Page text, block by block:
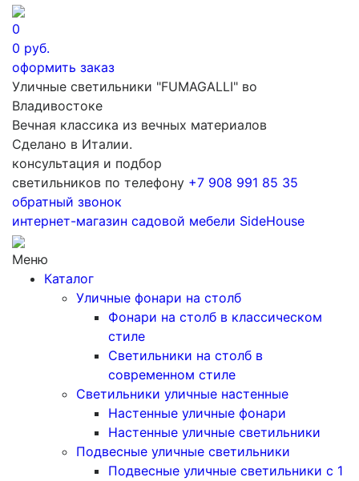
0
0 руб.
оформить заказ
Уличные светильники "FUMAGALLI" во
Владивостоке
Вечная классика из вечных материалов
Сделано в Италии.
консультация и подбор
светильников по телефону +7 908 991 85 35
обратный звонок
интернет-магазин садовой мебели SideHouse
Меню
Каталог
Уличные фонари на столб
Фонари на столб в классическом
стиле
Светильники на столб в
современном стиле
Светильники уличные настенные
Настенные уличные фонари
Настенные уличные светильники
Подвесные уличные светильники
Подвесные уличные светильники с 1